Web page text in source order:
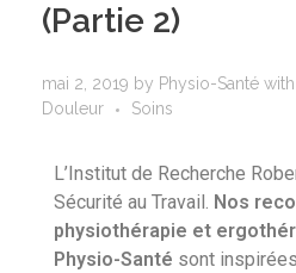
(Partie 2)
mai 2, 2019 by Physio-Santé with
Douleur
Soins
L’Institut de Recherche
Sécurité au Travail. Nos
physiothérapie et
Physio-Santé sont